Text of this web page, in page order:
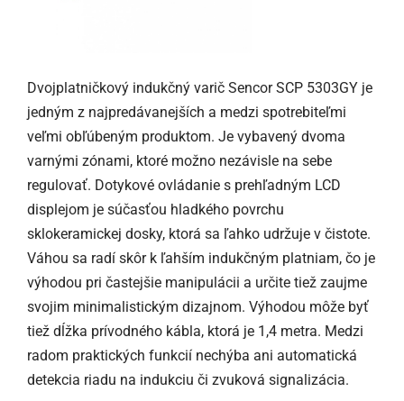
Dvojplatničkový indukčný varič Sencor SCP 5303GY je
jedným z najpredávanejších a medzi spotrebiteľmi
veľmi obľúbeným produktom. Je vybavený dvoma
varnými zónami, ktoré možno nezávisle na sebe
regulovať. Dotykové ovládanie s prehľadným LCD
displejom je súčasťou hladkého povrchu
sklokeramickej dosky, ktorá sa ľahko udržuje v čistote.
Váhou sa radí skôr k ľahším indukčným platniam, čo je
výhodou pri častejšie manipulácii a určite tiež zaujme
svojim minimalistickým dizajnom. Výhodou môže byť
tiež dĺžka prívodného kábla, ktorá je 1,4 metra. Medzi
radom praktických funkcií nechýba ani automatická
detekcia riadu na indukciu či zvuková signalizácia.